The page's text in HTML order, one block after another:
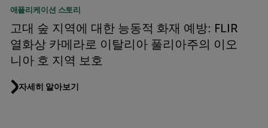
애플리케이션 스토리
고대 숲 지역에 대한 능동적 화재 예방: FLIR
열화상 카메라로 이탈리아 풀리아주의 이오
니아 호 지역 보호
자세히 알아보기